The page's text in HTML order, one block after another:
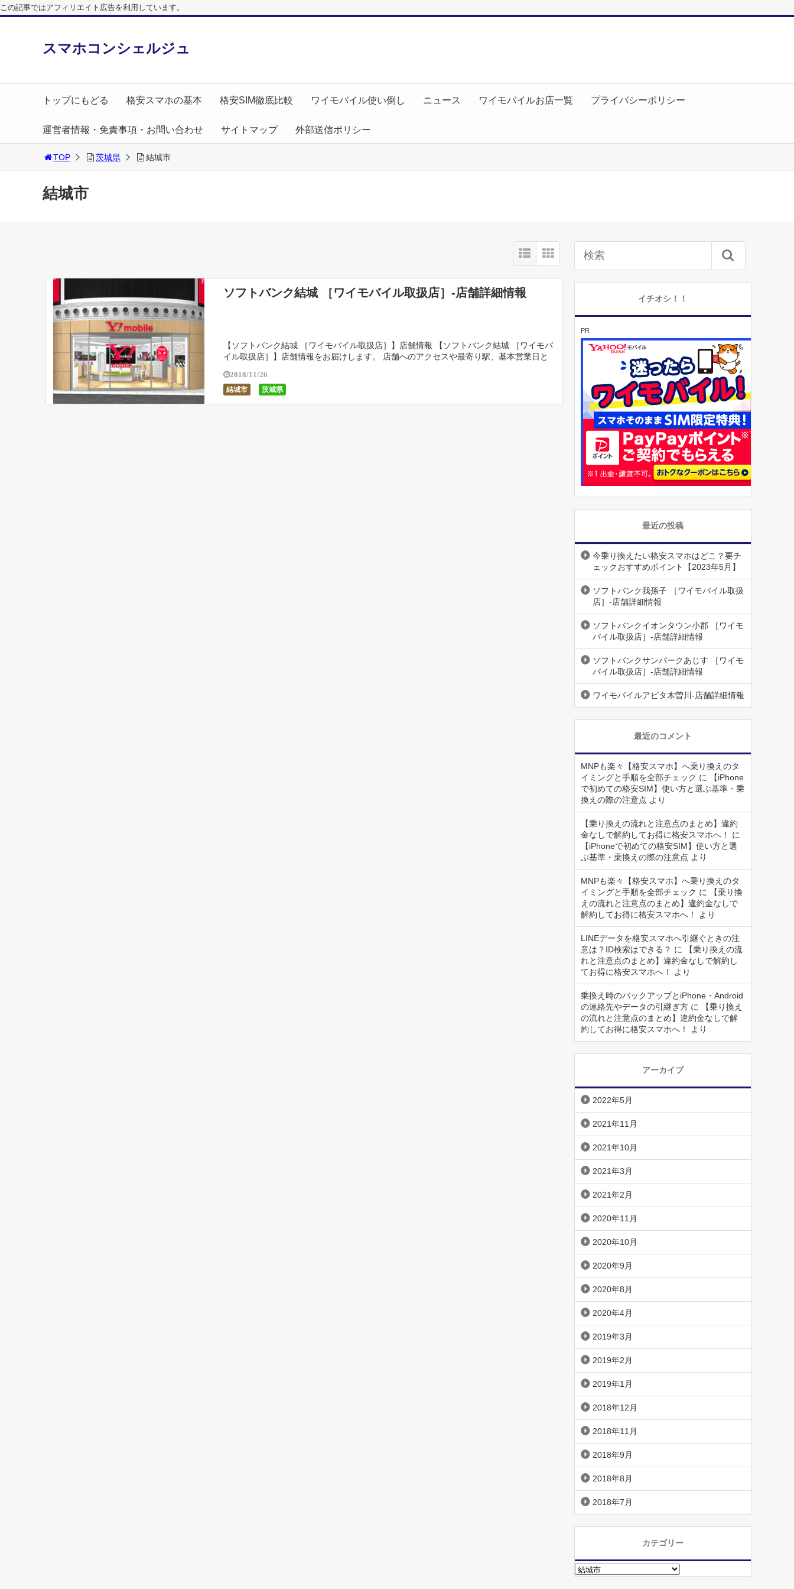
この記事ではアフィリエイト広告を利用しています。
スマホコンシェルジュ
トップにもどる 格安スマホの基本 格安SIM徹底比較 ワイモバイル使い倒し ニュース ワイモバイルお店一覧 プライバシーポリシー
運営者情報・免責事項・お問い合わせ サイトマップ 外部送信ポリシー
TOP 茨城県 結城市
結城市
ソフトバンク結城 ［ワイモバイル取扱店］-店舗詳細情報
【ソフトバンク結城 ［ワイモバイル取扱店］】店舗情報 【ソフトバンク結城 ［ワイモバ
イル取扱店］】店舗情報をお届けします。 店舗へのアクセスや最寄り駅、基本営業日と
2018/11/26
結城市 茨城県
イチオシ！！
PR
最近の投稿
今乗り換えたい格安スマホはどこ？要チ
ェックおすすめポイント【2023年5月】
ソフトバンク我孫子 ［ワイモバイル取扱
店］-店舗詳細情報
ソフトバンクイオンタウン小郡 ［ワイモ
バイル取扱店］-店舗詳細情報
ソフトバンクサンパークあじす ［ワイモ
バイル取扱店］-店舗詳細情報
ワイモバイルアピタ木曽川-店舗詳細情報
最近のコメント
MNPも楽々【格安スマホ】へ乗り換えのタ
イミングと手順を全部チェック に
【iPhone
で初めての格安SIM】使い方と選ぶ基準・乗
換えの際の注意点 より
【乗り換えの流れと注意点のまとめ】違約
金なしで解約してお得に格安スマホへ！
に
【iPhoneで初めての格安SIM】使い方と選
ぶ基準・乗換えの際の注意点 より
MNPも楽々【格安スマホ】へ乗り換えのタ
イミングと手順を全部チェック に
【乗り換
えの流れと注意点のまとめ】違約金なしで
解約してお得に格安スマホへ！
より
LINEデータを格安スマホへ引継ぐときの注
意は？ID検索はできる？ に
【乗り換えの流
れと注意点のまとめ】違約金なしで解約し
てお得に格安スマホへ！
より
乗換え時のバックアップとiPhone・Android
の連絡先やデータの引継ぎ方 に
【乗り換え
の流れと注意点のまとめ】違約金なしで解
約してお得に格安スマホへ！
より
アーカイブ
2022年5月
2021年11月
2021年10月
2021年3月
2021年2月
2020年11月
2020年10月
2020年9月
2020年8月
2020年4月
2019年3月
2019年2月
2019年1月
2018年12月
2018年11月
2018年9月
2018年8月
2018年7月
カテゴリー
カ